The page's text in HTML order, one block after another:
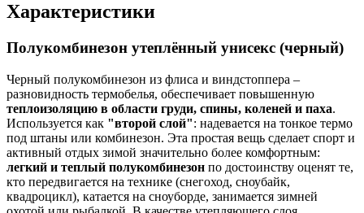
Характеристики
Полукомбинезон утеплённый унисекс (черный)
Черный полукомбинезон из флиса и виндстоппера –
разновидность термобелья, обеспечивает повышенную
теплоизоляцию в области груди, спины, коленей и паха.
Используется как "второй слой": надевается на тонкое термо
под штаны или комбинезон. Эта простая вещь сделает спорт и
активный отдых зимой значительно более комфортным:
легкий и теплый полукомбинезон по достоинству оценят те,
кто передвигается на технике (снегоход, сноубайк,
квадроцикл), катается на сноуборде, занимается зимней